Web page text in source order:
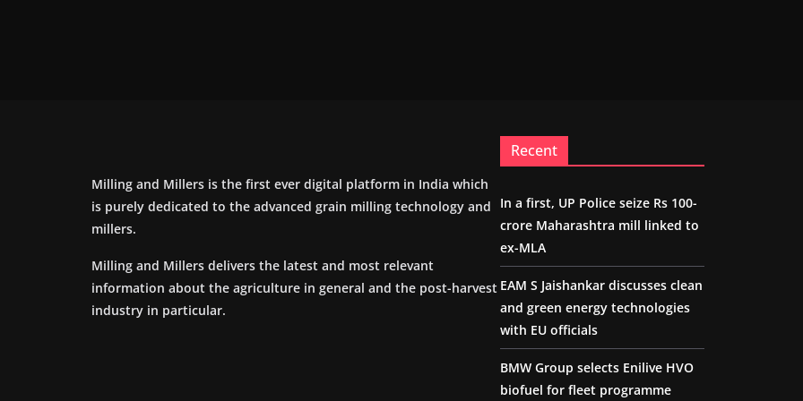
Milling and Millers is the first ever digital platform in India which
is purely dedicated to the advanced grain milling technology and
millers.
Milling and Millers delivers the latest and most relevant
information about the agriculture in general and the post-harvest
industry in particular.
Recent
In a first, UP Police seize Rs 100-
crore Maharashtra mill linked to
ex-MLA
EAM S Jaishankar discusses clean
and green energy technologies
with EU officials
BMW Group selects Enilive HVO
biofuel for fleet programme